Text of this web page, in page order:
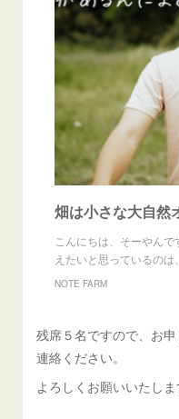
こんにちは、そーやん
えたいと思っているの
NOTE FARM
残席５名ですので、お
連絡ください。
よろしくお願いいたしま